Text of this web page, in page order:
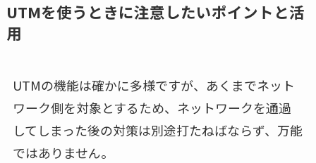
UTMを使うときに注意したいポイントと活
用
UTMの機能は確かに多様ですが、あくまでネット
ワーク側を対象とするため、ネットワークを通過
してしまった後の対策は別途打たねばならず、万能
ではありません。